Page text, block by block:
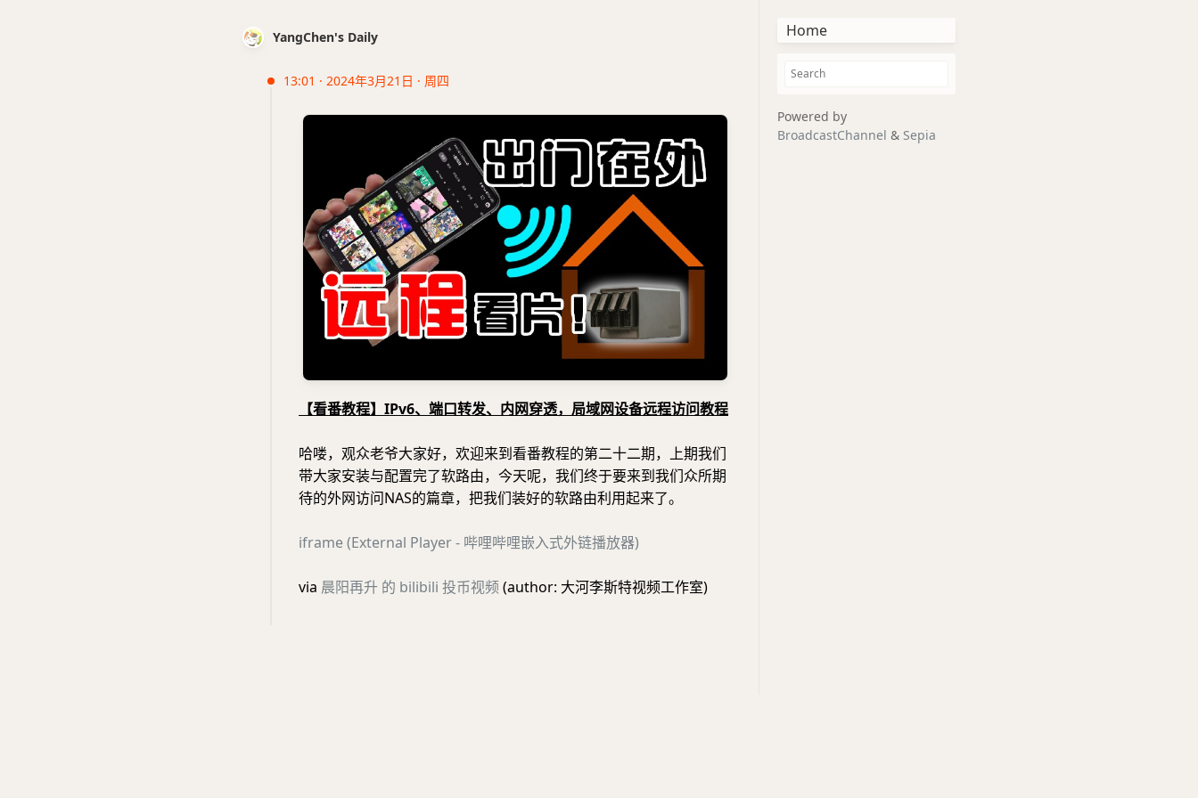
YangChen's Daily
13:01 · 2024年3月21日 · 周四
【看番教程】IPv6、端口转发、内网穿透，局域网设备远程访问教程
哈喽，观众老爷大家好，欢迎来到看番教程的第二十二期，上期我们
带大家安装与配置完了软路由，今天呢，我们终于要来到我们众所期
待的外网访问NAS的篇章，把我们装好的软路由利用起来了。
iframe (External Player - 哔哩哔哩嵌入式外链播放器)
via 晨阳再升 的 bilibili 投币视频(author: 大河李斯特视频工作室)
Home
Powered by
BroadcastChannel & Sepia